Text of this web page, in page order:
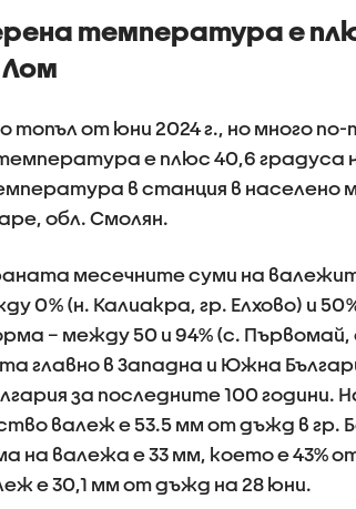
температура е
Лом
топъл от юни 2024 г., но много
е плюс 40,6 градуса
в станция в населено
обл. Смолян.
месечните суми на
0% (н. Калиакра, гр. Елхово) и
– между 50 и 94% (с. Първомай,
главно в Западна и Южна
за последните 100 години.
валеж е 53.5 мм от дъжд в гр.
на валежа е 33 мм, което е 43%
е 30,1 мм от дъжд на 28 юни.